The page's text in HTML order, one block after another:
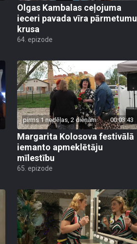
Olgas Kambalas ceļojuma
ieceri pavada vīra pārmetumu
krusa
64. epizode
pirms 1 nedēļas, 2 dienām 00:03:43
Margarita Kolosova festivālā
iemanto apmeklētāju
mīlestību
65. epizode